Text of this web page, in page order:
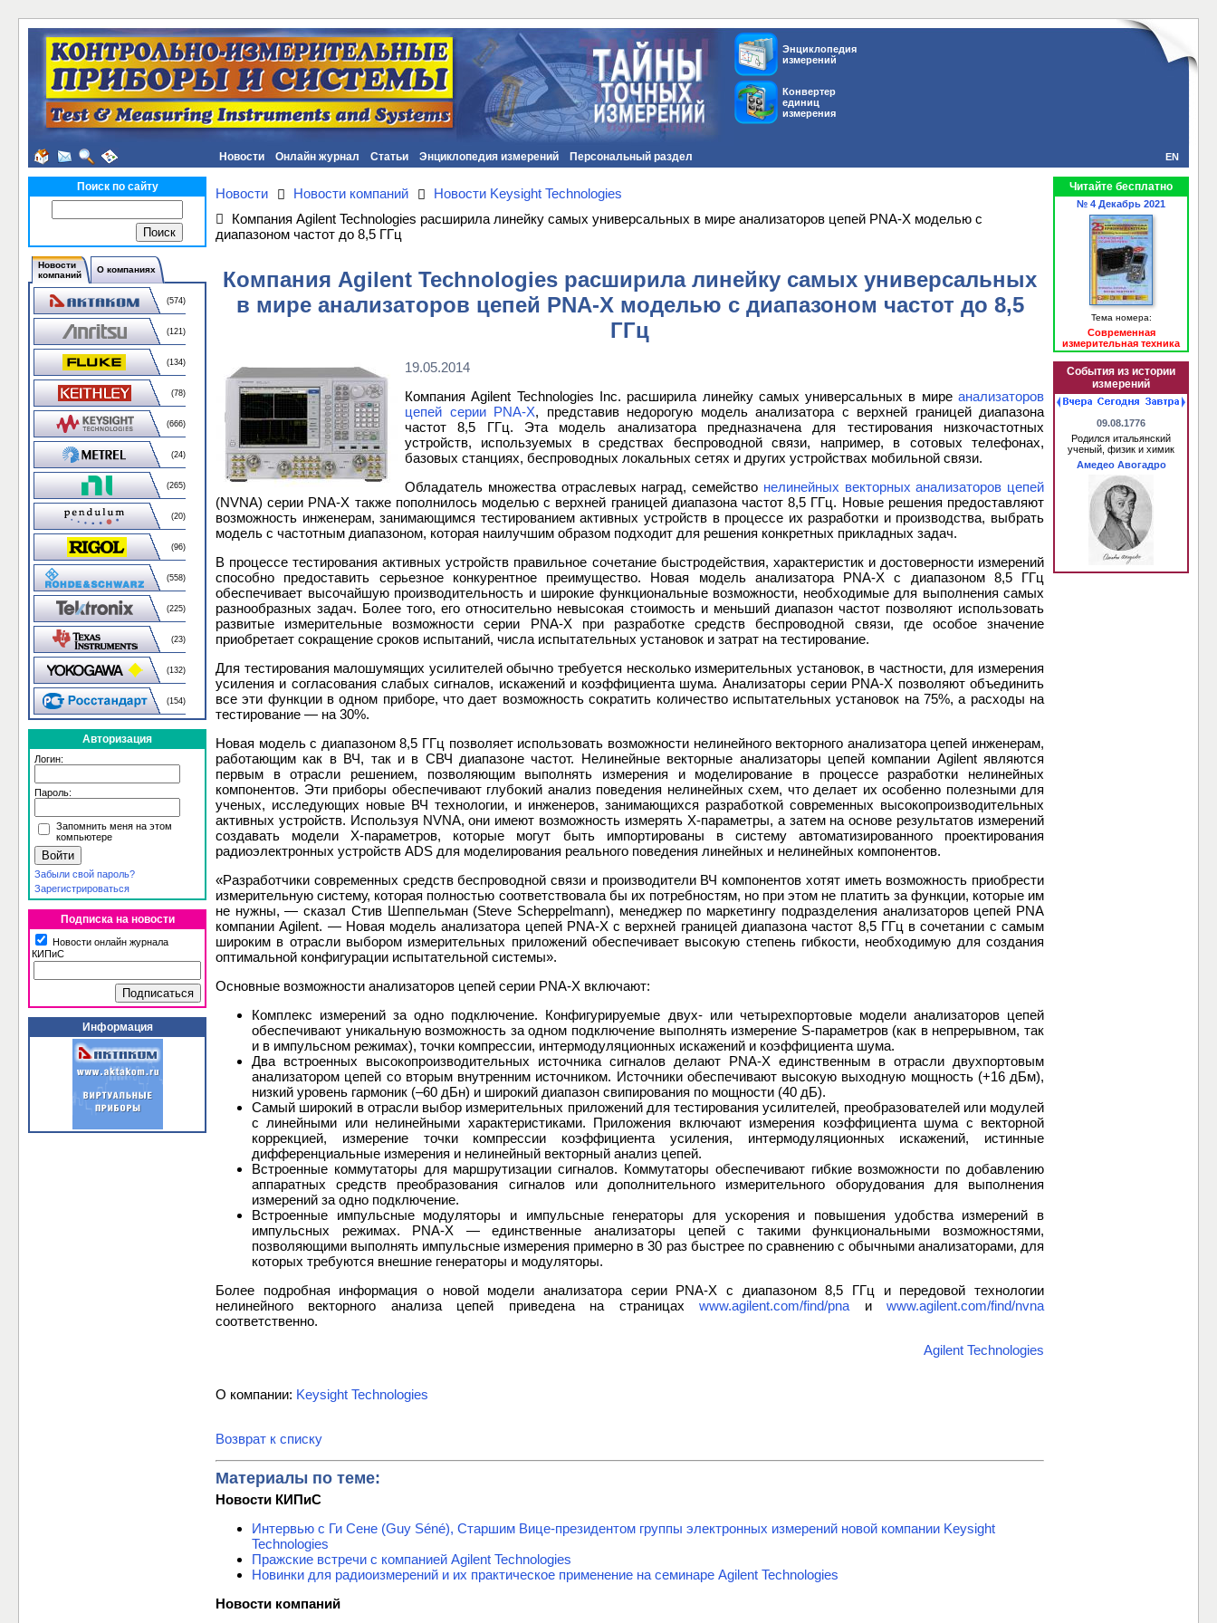
Энциклопедия
измерений
Конвертер
единиц
измерения
Новости Онлайн журнал Статьи Энциклопедия измерений Персональный раздел EN
Поиск по сайту
Новости
компаний
О компаниях
(574)
(121)
(134)
(78)
(666)
(24)
(265)
(20)
(96)
(558)
(225)
(23)
(132)
(154)
Авторизация
Логин:
Пароль:
Запомнить меня на этом
компьютере
Забыли свой пароль?
Зарегистрироваться
Подписка на новости
Новости онлайн журнала
КИПиС
Информация
Новости Новости компаний
Новости Keysight Technologies
Компания Agilent Technologies расширила линейку самых универсальных в мире анализаторов цепей PNA-X моделью с
диапазоном частот до 8,5 ГГц
Компания Agilent Technologies расширила линейку самых универсальных
в мире анализаторов цепей PNA-X моделью с диапазоном частот до 8,5
ГГц
19.05.2014
Компания Agilent Technologies Inc. расширила линейку самых универсальных в мире анализаторов
цепей серии PNA-X, представив недорогую модель анализатора с верхней границей диапазона
частот 8,5 ГГц. Эта модель анализатора предназначена для тестирования низкочастотных
устройств, используемых в средствах беспроводной связи, например, в сотовых телефонах,
базовых станциях, беспроводных локальных сетях и других устройствах мобильной связи.
Обладатель множества отраслевых наград, семейство нелинейных векторных анализаторов цепей
(NVNA) серии PNA-X также пополнилось моделью с верхней границей диапазона частот 8,5 ГГц. Новые решения предоставляют
возможность инженерам, занимающимся тестированием активных устройств в процессе их разработки и производства, выбрать
модель с частотным диапазоном, которая наилучшим образом подходит для решения конкретных прикладных задач.
В процессе тестирования активных устройств правильное сочетание быстродействия, характеристик и достоверности измерений
способно предоставить серьезное конкурентное преимущество. Новая модель анализатора PNA-X с диапазоном 8,5 ГГц
обеспечивает высочайшую производительность и широкие функциональные возможности, необходимые для выполнения самых
разнообразных задач. Более того, его относительно невысокая стоимость и меньший диапазон частот позволяют использовать
развитые измерительные возможности серии PNA-X при разработке средств беспроводной связи, где особое значение
приобретает сокращение сроков испытаний, числа испытательных установок и затрат на тестирование.
Для тестирования малошумящих усилителей обычно требуется несколько измерительных установок, в частности, для измерения
усиления и согласования слабых сигналов, искажений и коэффициента шума. Анализаторы серии PNA-X позволяют объединить
все эти функции в одном приборе, что дает возможность сократить количество испытательных установок на 75%, а расходы на
тестирование — на 30%.
Новая модель с диапазоном 8,5 ГГц позволяет использовать возможности нелинейного векторного анализатора цепей инженерам,
работающим как в ВЧ, так и в СВЧ диапазоне частот. Нелинейные векторные анализаторы цепей компании Agilent являются
первым в отрасли решением, позволяющим выполнять измерения и моделирование в процессе разработки нелинейных
компонентов. Эти приборы обеспечивают глубокий анализ поведения нелинейных схем, что делает их особенно полезными для
ученых, исследующих новые ВЧ технологии, и инженеров, занимающихся разработкой современных высокопроизводительных
активных устройств. Используя NVNA, они имеют возможность измерять X-параметры, а затем на основе результатов измерений
создавать модели X-параметров, которые могут быть импортированы в систему автоматизированного проектирования
радиоэлектронных устройств ADS для моделирования реального поведения линейных и нелинейных компонентов.
«Разработчики современных средств беспроводной связи и производители ВЧ компонентов хотят иметь возможность приобрести
измерительную систему, которая полностью соответствовала бы их потребностям, но при этом не платить за функции, которые им
не нужны, — сказал Стив Шеппельман (Steve Scheppelmann), менеджер по маркетингу подразделения анализаторов цепей PNA
компании Agilent. — Новая модель анализатора цепей PNA-X с верхней границей диапазона частот 8,5 ГГц в сочетании с самым
широким в отрасли выбором измерительных приложений обеспечивает высокую степень гибкости, необходимую для создания
оптимальной конфигурации испытательной системы».
Основные возможности анализаторов цепей серии PNA-X включают:
Комплекс измерений за одно подключение. Конфигурируемые двух- или четырехпортовые модели анализаторов цепей
обеспечивают уникальную возможность за одном подключение выполнять измерение S-параметров (как в непрерывном, так
и в импульсном режимах), точки компрессии, интермодуляционных искажений и коэффициента шума.
Два встроенных высокопроизводительных источника сигналов делают PNA-X единственным в отрасли двухпортовым
анализатором цепей со вторым внутренним источником. Источники обеспечивают высокую выходную мощность (+16 дБм),
низкий уровень гармоник (–60 дБн) и широкий диапазон свипирования по мощности (40 дБ).
Самый широкий в отрасли выбор измерительных приложений для тестирования усилителей, преобразователей или модулей
с линейными или нелинейными характеристиками. Приложения включают измерения коэффициента шума с векторной
коррекцией, измерение точки компрессии коэффициента усиления, интермодуляционных искажений, истинные
дифференциальные измерения и нелинейный векторный анализ цепей.
Встроенные коммутаторы для маршрутизации сигналов. Коммутаторы обеспечивают гибкие возможности по добавлению
аппаратных средств преобразования сигналов или дополнительного измерительного оборудования для выполнения
измерений за одно подключение.
Встроенные импульсные модуляторы и импульсные генераторы для ускорения и повышения удобства измерений в
импульсных режимах. PNA-X — единственные анализаторы цепей с такими функциональными возможностями,
позволяющими выполнять импульсные измерения примерно в 30 раз быстрее по сравнению с обычными анализаторами, для
которых требуются внешние генераторы и модуляторы.
Более подробная информация о новой модели анализатора серии PNA-X с диапазоном 8,5 ГГц и передовой технологии
нелинейного векторного анализа цепей приведена на страницахwww.agilent.com/find/pna иwww.agilent.com/find/nvna
соответственно.
Agilent Technologies
О компании: Keysight Technologies
Возврат к списку
Материалы по теме:
Новости КИПиС
Интервью с Ги Сене (Guy Séné), Старшим Вице-президентом группы электронных измерений новой компании Keysight
Technologies
Пражские встречи с компанией Agilent Technologies
Новинки для радиоизмерений и их практическое применение на семинаре Agilent Technologies
Новости компаний
Читайте бесплатно
№ 4 Декабрь 2021
Тема номера:
Современная
измерительная техника
События из истории
измерений
09.08.1776
Родился итальянский
ученый, физик и химик
Амедео Авогадро